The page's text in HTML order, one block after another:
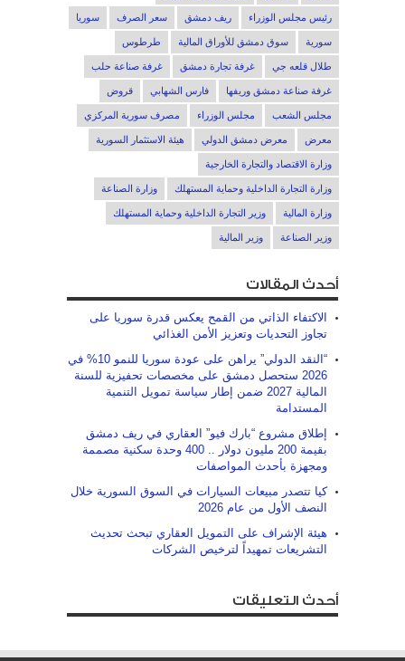
رئيس مجلس الوزراء ريف دمشق سعر الصرف سوريا
سورية سوق دمشق للأوراق المالية طرطوس
طلال قلعه جي غرفة تجارة دمشق غرفة صناعة حلب
غرفة صناعة دمشق وريفها فارس الشهابي قروض
مجلس الشعب مجلس الوزراء مصرف سورية المركزي
معرض معرض دمشق الدولي هيئة الاستثمار السورية
وزارة الاقتصاد والتجارة الخارجية
وزارة التجارة الداخلية وحماية المستهلك وزارة الصناعة
وزارة المالية وزير التجارة الداخلية وحماية المستهلك
وزير الصناعة وزير المالية
أحدث المقالات
الاكتفاء الذاتي من القمح يعكس قدرة سوريا على
تجاوز التحديات ‏وتعزيز الأمن الغذائي
“النقد الدولي” يراهن على عودة سوريا للنمو 10% في
2026 ستحصل دمشق على مخصصات تحفيزية للسنة
المالية 2027 ضمن إطار سياسة تمويل التنمية
المستدامة
إطلاق مشروع “بارك فيو” العقاري في ريف دمشق
بقيمة 200 مليون دولار .. 400 وحدة سكنية مصممة
ومجهزة بأحدث المواصفات
كيا تتصدر مبيعات السيارات في السوق السورية خلال
النصف الأول من عام 2026
هيئة الإشراف على التمويل العقاري تبحث تحديث
التشريعات تمهيداً لترخيص الشركات
أحدث التعليقات